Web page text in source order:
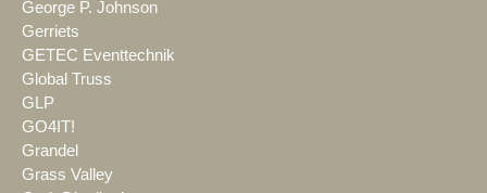
George P. Johnson
Gerriets
GETEC Eventtechnik
Global Truss
GLP
GO4IT!
Grandel
Grass Valley